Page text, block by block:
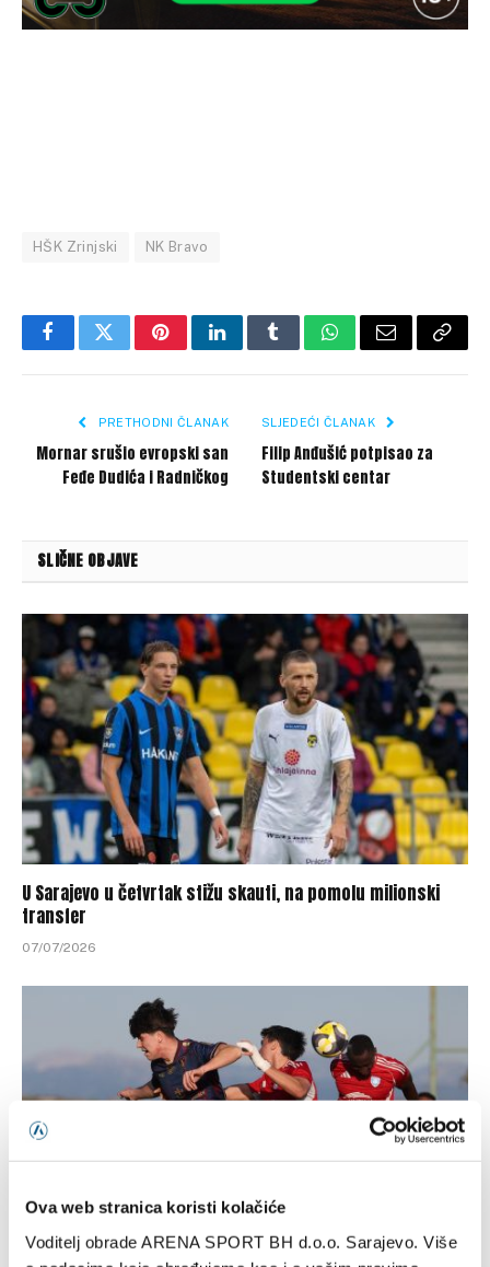
Ova web stranica koristi kolačiće
Voditelj obrade ARENA SPORT BH d.o.o. Sarajevo. Više
HŠK Zrinjski NK Bravo
FacebookTwitterPinterestLinkedInTumblrWhatsApp
Email Copy
PRETHODNI ČLANAK
Mornar srušio evropski san
Feđe Dudića i Radničkog
SLJEDEĆI ČLANAK
Filip Anđušić potpisao za
Studentski centar
SLIČNE OBJAVE
U Sarajevo u četvrtak stižu skauti, na pomolu milionski
transfer
07/07/2026